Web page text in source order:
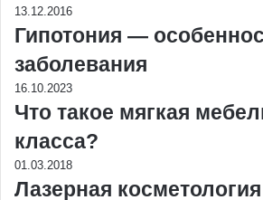
13.12.2016
Гипотония —
заболевания
16.10.2023
Что такое мягкая
класса?
01.03.2018
Лазерная косметология